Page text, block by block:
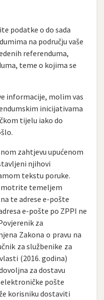
podatke o do sada
na području vaše
referenduma,
teme o kojima se
informacije, molim vas
inicijativama
tijelu iako do
zahtjevu upućenom
njihovi
tekstu poruke.
temeljem
te adrese e-pošte
e-pošte po ZPPI ne
za
Zakona o pravu na
za službenike za
(2016. godina)
za dostavu
pošte
korisniku dostaviti